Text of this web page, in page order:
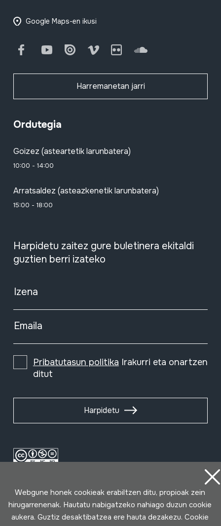
Google Maps-en ikusi
FacebookYoutube Issuu Vimeo Flickr SoundCloud
Harremanetan jarri
Ordutegia
Goizez (asteartetik larunbatera)
10:00 - 14:00
Arratsaldez (asteazkenetik larunbatera)
15:00 - 18:00
Harpidetu zaitez gure buletinera ekitaldi
guztien berri izateko
Izena
Emaila
Pribatutasun politika Irakurri eta onartzen
ditut
Harpidetu
Webgune honek cookieak erabiltzen ditu, propioak zein
hirugarrenenak. Hautatu nabigatzeko nahiago duzun cookie
aukera. Guztiz desaktibatzea ere hauta dezakezu. Cookie